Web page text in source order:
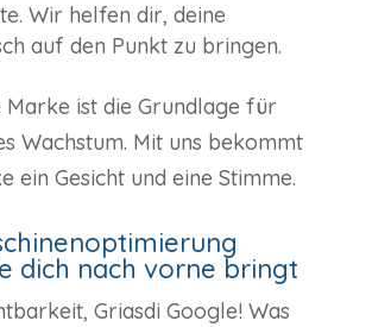
Wir helfen dir, deine
auf den Punkt zu bringen.
Marke ist die Grundlage für
Wachstum. Mit uns bekommt
ein Gesicht und eine Stimme.
dich nach vorne bringt
Griasdi Google! Was